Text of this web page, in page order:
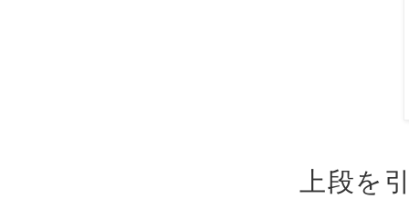
上段を